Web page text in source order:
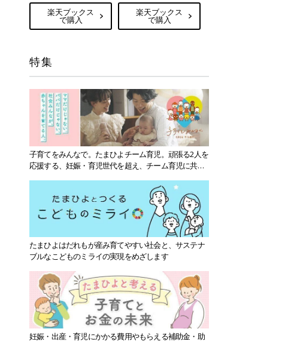
楽天ブックス
で購入
楽天ブックス
で購入
特集
子育てをみんなで。たまひよチーム育児。頑張る2人を
応援する、妊娠・育児世代を超え、チーム育児に共感
たまひよはだれもが産み育てやすい社会と、サステナ
ブルなこどものミライの実現をめざします
妊娠・出産・育児にかかる費用やもらえる補助金・助